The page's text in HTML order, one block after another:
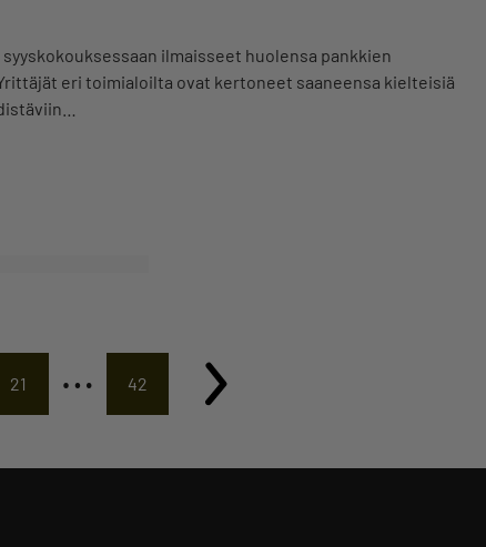
ilmaisseet huolensa pankkien
eri toimialoilta ovat kertoneet saaneensa kielteisiä
21 … 42